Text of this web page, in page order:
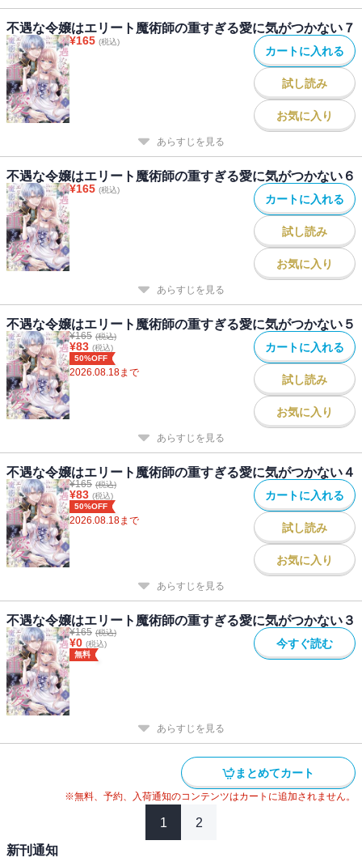
不遇な令嬢はエリート魔術師の重すぎる愛に気がつかない７
¥165 (税込)
カートに入れる
試し読み
お気に入り
あらすじを見る
不遇な令嬢はエリート魔術師の重すぎる愛に気がつかない６
¥165 (税込)
カートに入れる
試し読み
お気に入り
あらすじを見る
不遇な令嬢はエリート魔術師の重すぎる愛に気がつかない５
¥165 (税込)
¥83 (税込)
50%OFF
2026.08.18まで
カートに入れる
試し読み
お気に入り
あらすじを見る
不遇な令嬢はエリート魔術師の重すぎる愛に気がつかない４
¥165 (税込)
¥83 (税込)
50%OFF
2026.08.18まで
カートに入れる
試し読み
お気に入り
あらすじを見る
不遇な令嬢はエリート魔術師の重すぎる愛に気がつかない３
¥165 (税込)
¥0 (税込)
無料
今すぐ読む
あらすじを見る
まとめてカート
※無料、予約、入荷通知のコンテンツはカートに追加されません。
1 2
新刊通知